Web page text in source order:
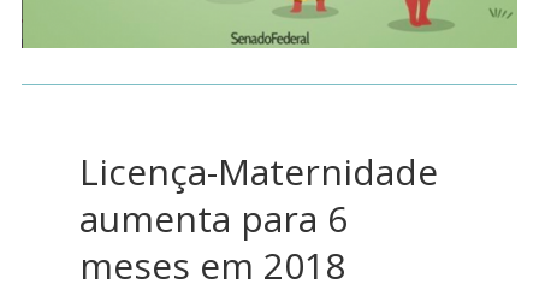
Licença-Maternidade
aumenta para 6
meses em 2018